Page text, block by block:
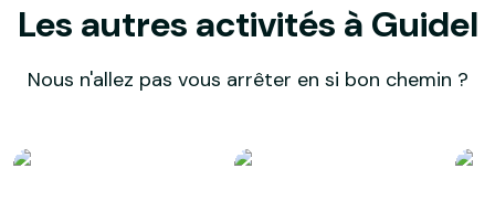
Les autres activités à Guidel
Nous n'allez pas vous arrêter en si bon chemin ?